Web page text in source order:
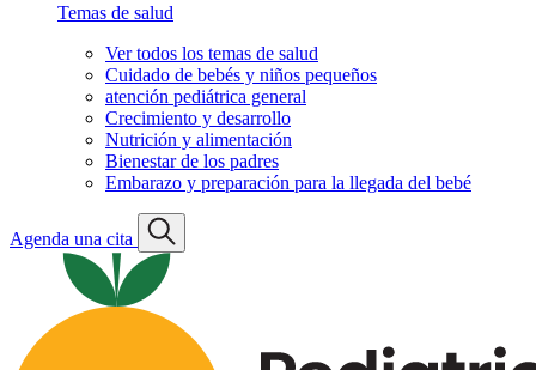
Temas de salud
Ver todos los temas de salud
Cuidado de bebés y niños pequeños
atención pediátrica general
Crecimiento y desarrollo
Nutrición y alimentación
Bienestar de los padres
Embarazo y preparación para la llegada del bebé
Agenda una cita